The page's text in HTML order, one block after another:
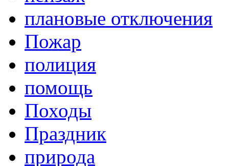
плановые отключения
Пожар
полиция
помощь
Походы
Праздник
природа